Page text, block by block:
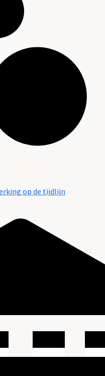
op de tijdlijn